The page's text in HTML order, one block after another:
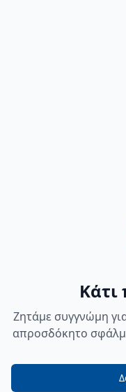
Κάτι
Ζητάμε συγγνώμη
απροσδόκητο